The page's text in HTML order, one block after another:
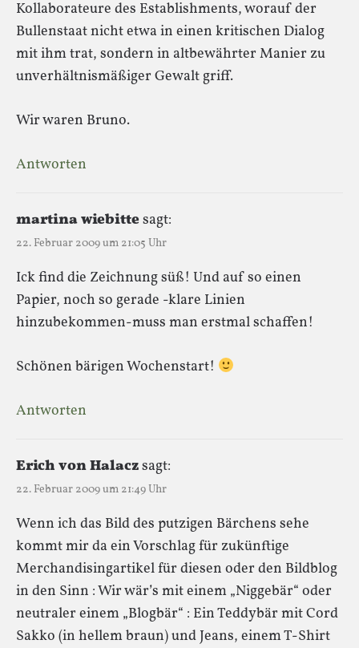
Kollaborateure des Establishments, worauf der
Bullenstaat nicht etwa in einen kritischen Dialog
mit ihm trat, sondern in altbewährter Manier zu
unverhältnismäßiger Gewalt griff.
Wir waren Bruno.
Antworten
martina wiebittesagt:
22. Februar 2009 um 21:05 Uhr
Ick find die Zeichnung süß! Und auf so einen
Papier, noch so gerade -klare Linien
hinzubekommen-muss man erstmal schaffen!
Schönen bärigen Wochenstart!
Antworten
Erich von Halaczsagt:
22. Februar 2009 um 21:49 Uhr
Wenn ich das Bild des putzigen Bärchens sehe
kommt mir da ein Vorschlag für zukünftige
Merchandisingartikel für diesen oder den Bildblog
in den Sinn : Wir wär’s mit einem „Niggebär“ oder
neutraler einem „Blogbär“ : Ein Teddybär mit Cord
Sakko (in hellem braun) und Jeans, einem T-Shirt